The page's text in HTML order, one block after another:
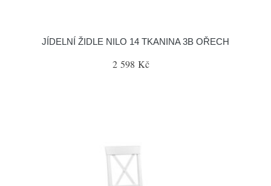
JÍDELNÍ ŽIDLE NILO 14 TKANINA 3B OŘECH
2 598 Kč